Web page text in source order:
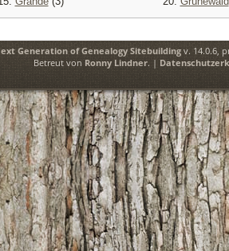
Generation of Genealogy Sitebuildingv. 14.0.6,
Betreut von Ronny Lindner. |